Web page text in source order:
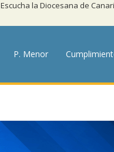
Escucha la Diocesana de
P. Menor